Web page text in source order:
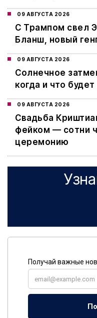
09 АВГУСТА 2026
С Трампом свел
Бланш, новый
09 АВГУСТА 2026
Cолнечное
когда и что
09 АВГУСТА 2026
Свадьба
фейком — сотни
церемонию